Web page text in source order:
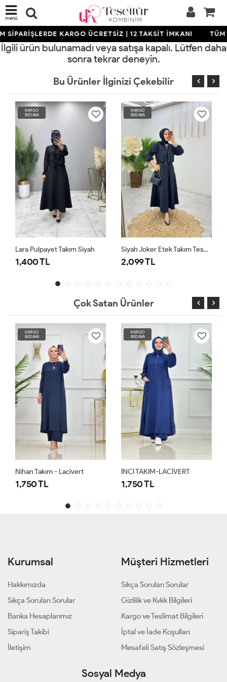
menü
SİPARİŞLERDE KARGO ÜCRETSİZ | 12 TAKSİT İMKANI TÜM
İlgili ürün bulunamadı veya satışa kapalı. Lütfen daha
sonra tekrar deneyin.
Bu Ürünler İlginizi Çekebilir
KARGO
BEDAVA
2,099 TL
KARGO
BEDAVA
2,099 TL
Çok Satan Ürünler
BEDAVA
İNCİ TAKIM-LACİVERT
1,750 TL
BEDAVA
İNCİ TAKIM-SİYAH
1,750 TL
Kurumsal
Hakkımızda
Sıkça Sorulan Sorular
Banka Hesaplarımız
Sipariş Takibi
İletişim
Müşteri Hizmetleri
Sıkça Sorulan Sorular
Gizlilik ve Kvkk Bilgileri
Kargo ve Teslimat Bilgileri
İptal ve İade Koşulları
Mesafeli Satış Sözleşmesi
Sosyal Medya